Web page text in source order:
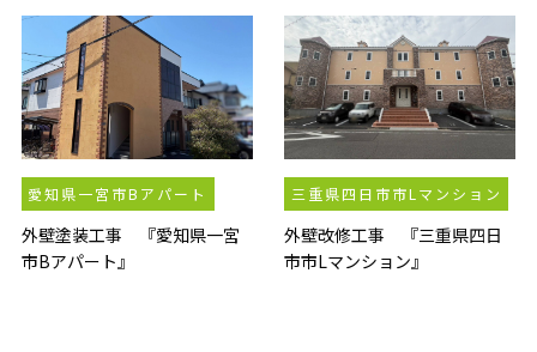
愛知県一宮市Bアパート
外壁塗装工事 『愛知県一宮
市Bアパート』
三重県四日市市Lマンション
外壁改修工事 『三重県四日
市市Lマンション』